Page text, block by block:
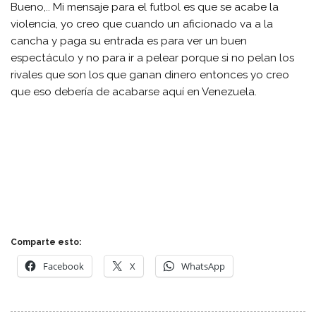
Bueno,.. Mi mensaje para el futbol es que se acabe la
violencia, yo creo que cuando un aficionado va a la
cancha y paga su entrada es para ver un buen
espectáculo y no para ir a pelear porque si no pelan los
rivales que son los que ganan dinero entonces yo creo
que eso debería de acabarse aquí en Venezuela.
Comparte esto:
Facebook X WhatsApp